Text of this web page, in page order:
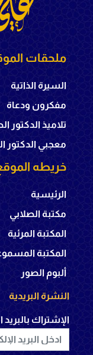
ملحقات
السيرة الذاتية
مفكرون ودعاة
تلاميذ الدكتور
معجبي الدكتور
خريطه
الرئيسية
مكتبة الصلابي
المكتبة المرئية
المكتبة
ألبوم الصور
النشرة البريدية
الإشتراك بالبريد